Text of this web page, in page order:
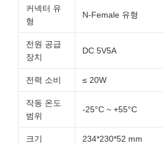
커넥터 유
형
N-Female 유형
전원 공급
장치
DC 5V5A
전력 소비 ≤ 20W
작동 온도
범위
-25°C ~ +55°C
크기 234*230*52 mm